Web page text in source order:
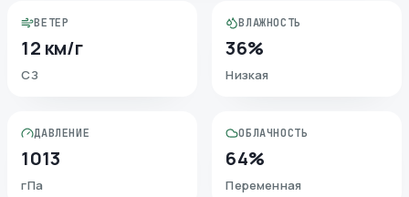
ВЕТЕР
12 км/г
СЗ
ВЛАЖНОСТЬ
36%
Низкая
ДАВЛЕНИЕ
1013
гПа
ОБЛАЧНОСТЬ
64%
Переменная